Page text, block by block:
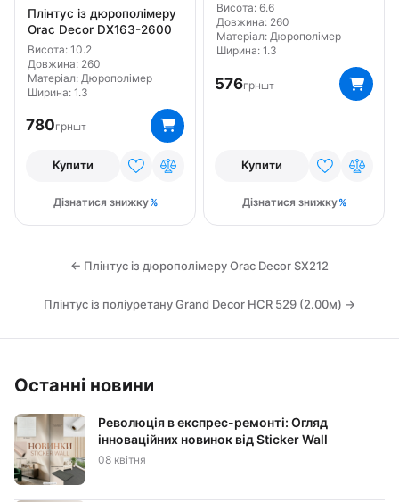
Плінтус із дюрополімеру
Orac Decor DX163-2600
Висота: 10.2
Довжина: 260
Матеріал: Дюрополімер
Ширина: 1.3
780грншт
Купити
Дізнатися знижку
Висота: 6.6
Довжина: 260
Матеріал: Дюрополімер
Ширина: 1.3
576грншт
Купити
Дізнатися знижку
← Плінтус із дюрополімеру Orac Decor SX212
Плінтус із поліуретану Grand Decor HCR 529 (2.00м) →
Останні новини
Революція в експрес-ремонті: Огляд
інноваційних новинок від Sticker Wall
08 квітня